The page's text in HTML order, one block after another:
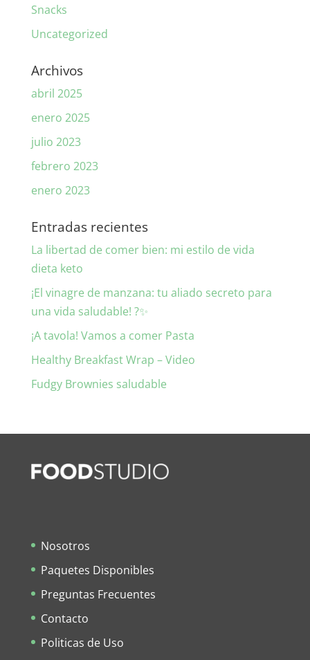
Snacks
Uncategorized
Archivos
abril 2025
enero 2025
julio 2023
febrero 2023
enero 2023
Entradas recientes
La libertad de comer bien: mi estilo de vida
dieta keto
¡El vinagre de manzana: tu aliado secreto para
una vida saludable! ?✨
¡A tavola! Vamos a comer Pasta
Healthy Breakfast Wrap – Video
Fudgy Brownies saludable
Nosotros
Paquetes Disponibles
Preguntas Frecuentes
Contacto
Politicas de Uso